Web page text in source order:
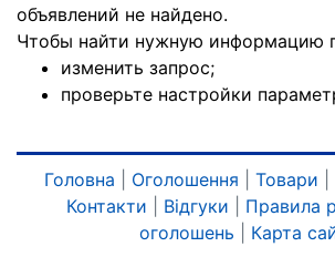
объявлений не найдено.
Чтобы найти нужную информацию
изменить запрос;
проверьте настройки
Головна Оголошення Товари
Контакти
Відгуки
Правила
оголошень
Карта